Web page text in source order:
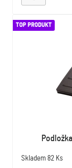
TOP PRODUKT
Skladem 82 Ks